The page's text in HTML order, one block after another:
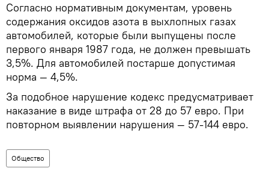
Согласно нормативным документам, уровень
содержания оксидов азота в выхлопных газах
автомобилей, которые были выпущены после
первого января 1987 года, не должен превышать
3,5%. Для автомобилей постарше допустимая
норма — 4,5%.
За подобное нарушение кодекс предусматривает
наказание в виде штрафа от 28 до 57 евро. При
повторном выявлении нарушения — 57-144 евро.
Общество